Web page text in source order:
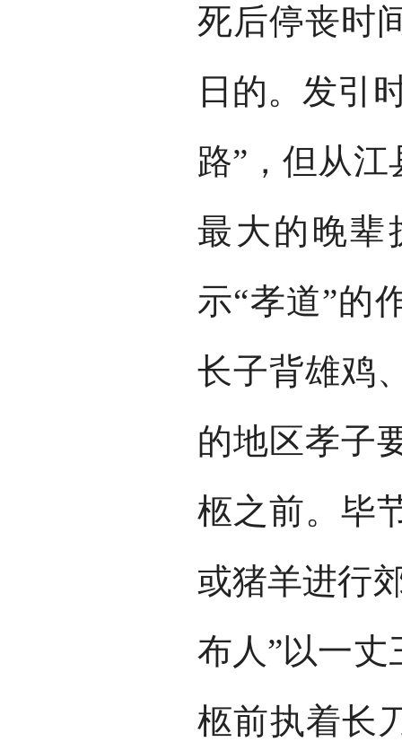
死后停丧时
日的。发引
路”，但从
最大的晚辈
示“孝道”的
长子背雄鸡
的地区孝子
柩之前。毕
或猪羊进行
布人”以一
柩前执着长